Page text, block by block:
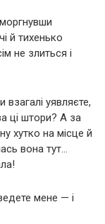
й тихенько
не злиться і
уявляєте,
ці штори? А за
хутко на місце й
вона тут…
мене — і